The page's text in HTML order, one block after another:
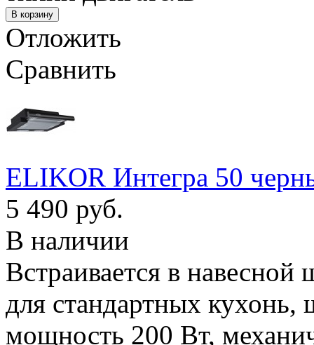
Отложить
Сравнить
ELIKOR Интегра 50
5 490 руб.
В наличии
Встраивается в
для стандартных
мощность 200 Вт,